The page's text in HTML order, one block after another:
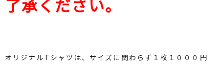
了承ください。
オリジナルTシャツは、サイズに関わらず１枚１０００円